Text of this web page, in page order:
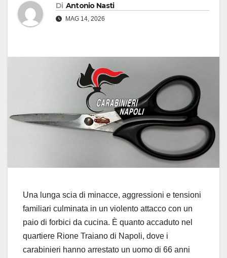
Di Antonio Nasti
MAG 14, 2026
Una lunga scia di minacce, aggressioni e tensioni
familiari culminata in un violento attacco con un
paio di forbici da cucina. È quanto accaduto nel
quartiere Rione Traiano di Napoli, dove i
carabinieri hanno arrestato un uomo di 66 anni